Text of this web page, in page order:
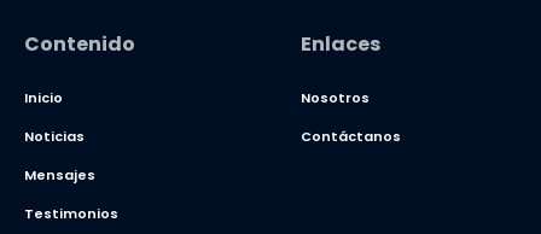
Contenido
Inicio
Noticias
Mensajes
Testimonios
Enlaces
Nosotros
Contáctanos